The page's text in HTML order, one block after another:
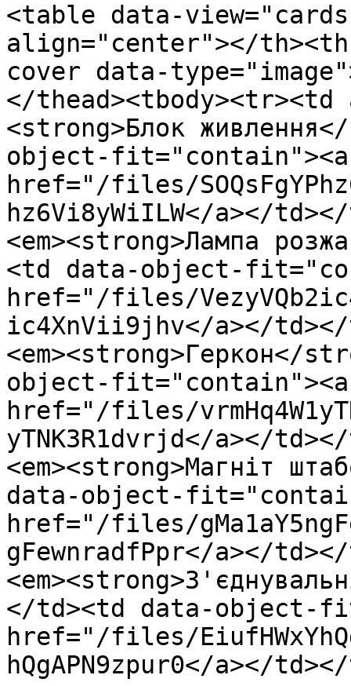
<table data-
align="center"></
cover data-
</thead><tbody><tr><td
<strong>Блок
object-fit="contain"><a
href="/files/
hz6Vi8yWiILW</a></
<em><strong>Лампа
<td data-object-
href="/files/
ic4XnVii9jhv</a></
<em><strong>Геркон</
object-fit="contain"><a
href="/files/
yTNK3R1dvrjd</a></
<em><strong>Магніт
data-object-
href="/files/
gFewnradfPpr</a></
</td><td data-object-
href="/files/
hQgAPN9zpur0</a></